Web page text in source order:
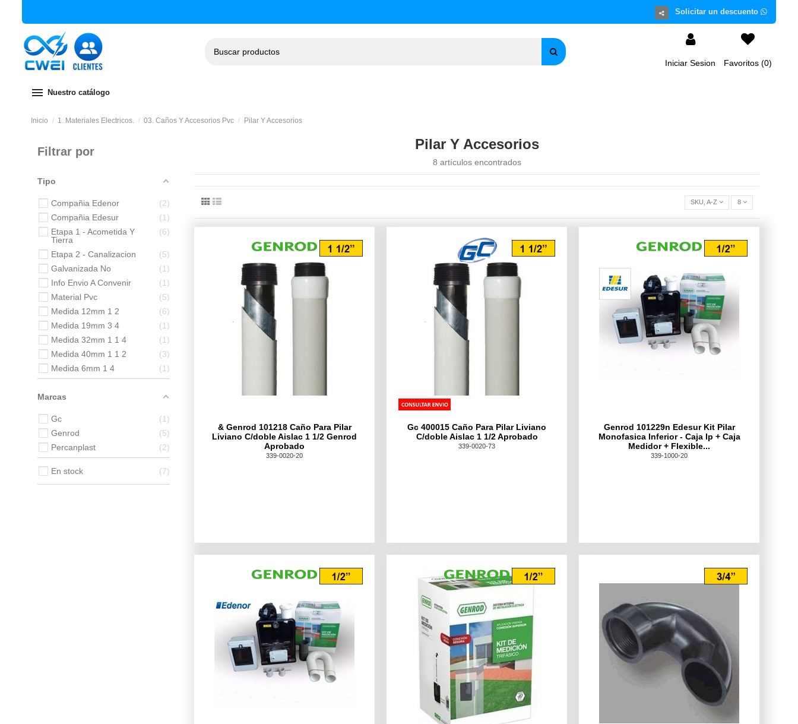
Iniciar Sesion Favoritos (0)
menu Nuestro catálogo
Inicio 1. Materiales Electricos. 03. Caños Y Accesorios Pvc Pilar Y Accesorios
Pilar Y Accesorios
8 artículos encontrados
& Genrod 101218 Caño Para Pilar
Liviano C/doble Aislac 1 1/2 Genrod
Aprobado
339-0020-20
Gc 400015 Caño Para Pilar Liviano
C/doble Aislac 1 1/2 Aprobado
339-0020-73
Genrod 101229n Edesur Kit Pilar
Monofasica Inferior - Caja Ip + Caja
Medidor + Flexible...
339-1000-20
Filtrar por
Tipo
Compañia Edenor
2
Compañia Edesur
1
Etapa 1 - Acometida Y
Tierra
6
Etapa 2 - Canalizacion
5
Galvanizada No
1
Info Envio A Convenir
1
Material Pvc
5
Medida 12mm 1 2
6
Medida 19mm 3 4
1
Medida 32mm 1 1 4
1
Medida 40mm 1 1 2
3
Medida 6mm 1 4
1
Marcas
Gc
1
Genrod
5
Percanplast
2
En stock 7